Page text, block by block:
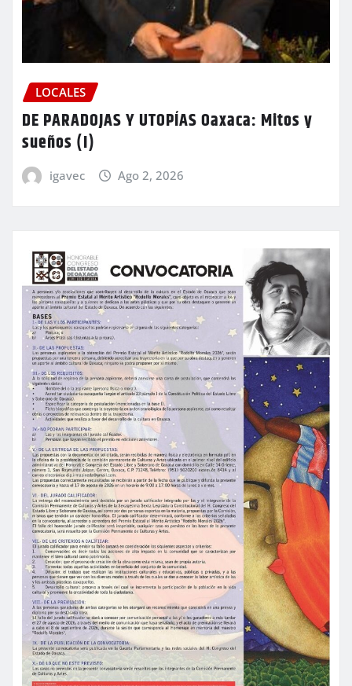
LOCALES
DE PARADOJAS Y UTOPÍAS Oaxaca: Mitos y
sueños (I)
igavec Ago 2, 2026